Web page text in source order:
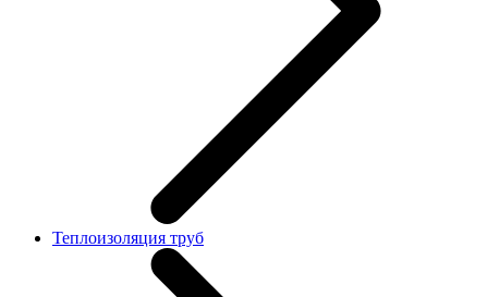
Теплоизоляция труб